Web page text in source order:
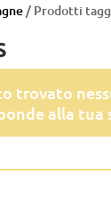
/ Prodotti
trovato
alla tua